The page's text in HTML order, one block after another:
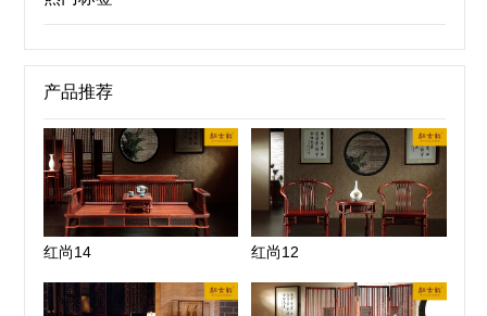
产品推荐
红尚14 红尚12